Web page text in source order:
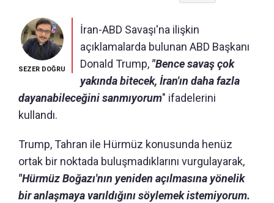
SEZER DOĞRU
İran-ABD Savaşı'na ilişkin
açıklamalarda bulunan ABD Başkanı
Donald Trump, "Bence savaş çok
yakında bitecek, İran'ın daha fazla
dayanabileceğini sanmıyorum" ifadelerini
kullandı.
Trump, Tahran ile Hürmüz konusunda henüz
ortak bir noktada buluşmadıklarını vurgulayarak,
"Hürmüz Boğazı'nın yeniden açılmasına yönelik
bir anlaşmaya varıldığını söylemek istemiyorum.